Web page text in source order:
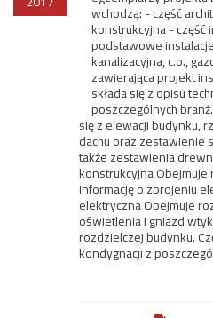
wchodzą: - część
konstrukcyjna - część
podstawowe
kanalizacyjna, c.o.,
zawierająca projekt
składa się z opisu
poszczególnych
się z elewacji budynku,
dachu oraz zestawienie
także zestawienia
konstrukcyjna
informację o zbrojeniu
elektryczna Obejmuje
oświetlenia i gniazd
rozdzielczej budynku.
kondygnacji z